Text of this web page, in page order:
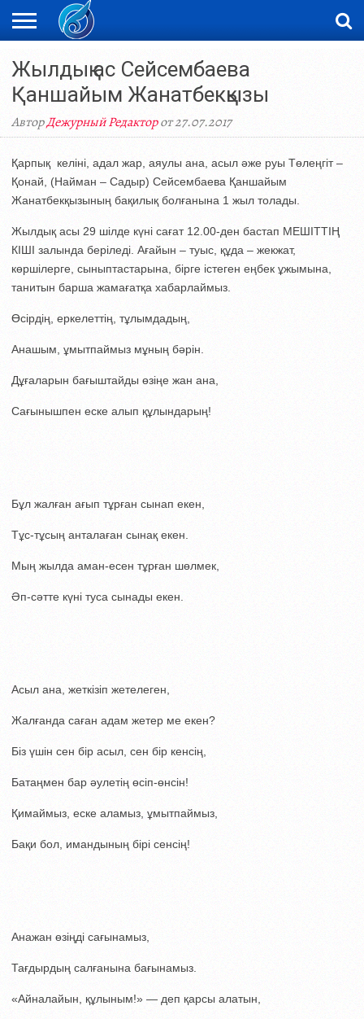
НОВОСТИ
ВИДЕО
ФОТОРЕПОРТАЖИ
ОРКЕН
LIVETV
Жылдық ас Сейсембаева
Қаншайым Жанатбекқызы
АвторДежурный Редакторот 27.07.2017
Қарпық келіні, адал жар, аяулы ана, асыл әже руы Төлеңгіт –
Қонай, (Найман – Садыр) Сейсембаева Қаншайым
Жанатбекқызының бақилық болғанына 1 жыл толады.
Жылдық асы 29 шілде күні сағат 12.00-ден бастап МЕШІТТІҢ
КІШІ залында беріледі. Ағайын – туыс, құда – жекжат,
көршілерге, сыныптастарына, бірге істеген еңбек ұжымына,
танитын барша жамағатқа хабарлаймыз.
Өсірдің, еркелеттің, тұлымдадың,
Анашым, ұмытпаймыз мұның бәрін.
Дұғаларын бағыштайды өзіңе жан ана,
Сағынышпен еске алып құлындарың!
Бұл жалған ағып тұрған сынап екен,
Тұс-тұсың анталаған сынақ екен.
Мың жылда аман-есен тұрған шөлмек,
Әп-сәтте күні туса сынады екен.
Асыл ана, жеткізіп жетелеген,
Жалғанда саған адам жетер ме екен?
Біз үшін сен бір асыл, сен бір кенсің,
Батаңмен бар әулетің өсіп-өнсін!
Қимаймыз, еске аламыз, ұмытпаймыз,
Бақи бол, имандының бірі сенсің!
Анажан өзіңді сағынамыз,
Тағдырдың салғанына бағынамыз.
«Айналайын, құлыным!» — деп қарсы алатын,